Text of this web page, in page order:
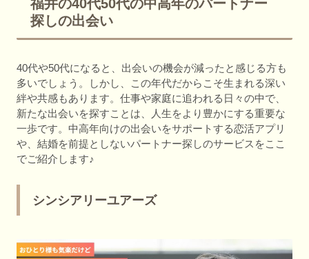
福井の40代50代の中高年のパートナー
探しの出会い
40代や50代になると、出会いの機会が減ったと感じる方も
多いでしょう。しかし、この年代だからこそ生まれる深い
絆や共感もあります。仕事や家庭に追われる日々の中で、
新たな出会いを探すことは、人生をより豊かにする重要な
一歩です。中高年向けの出会いをサポートする恋活アプリ
や、結婚を前提としないパートナー探しのサービスをここ
でご紹介します♪
シンシアリーユアーズ